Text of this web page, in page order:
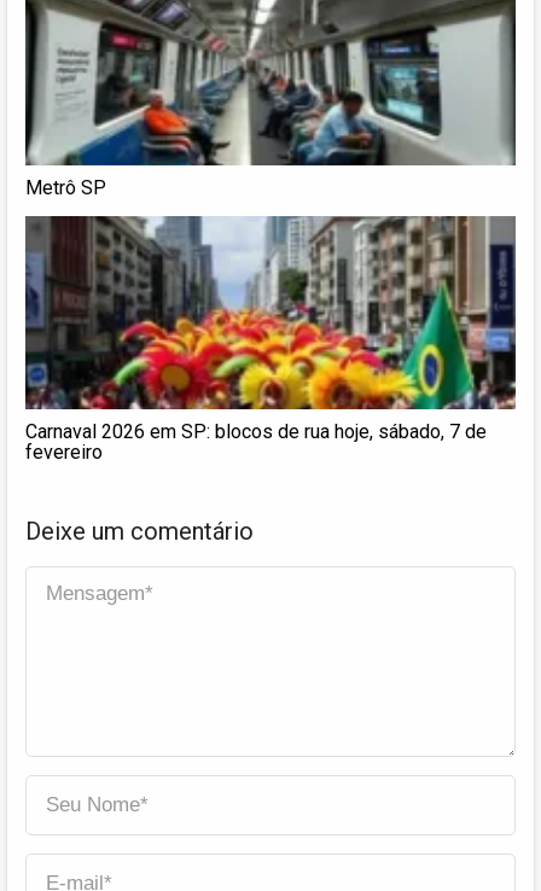
Metrô SP
Carnaval 2026 em SP: blocos de rua hoje, sábado, 7 de
fevereiro
Deixe um comentário